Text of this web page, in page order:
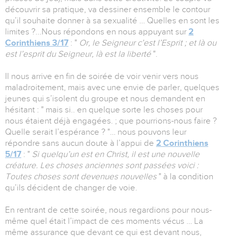
découvrir sa pratique, va dessiner ensemble le contour
qu’il souhaite donner à sa sexualité … Quelles en sont les
limites ?...Nous répondons en nous appuyant sur 2
Corinthiens 3/17 : " Or, le Seigneur c’est l’Esprit ; et là ou
est l’esprit du Seigneur, là est la liberté ".
Il nous arrive en fin de soirée de voir venir vers nous
maladroitement, mais avec une envie de parler, quelques
jeunes qui s’isolent du groupe et nous demandent en
hésitant : " mais si.. en quelque sorte les choses pour
nous étaient déjà engagées. ; que pourrions-nous faire ?
Quelle serait l’espérance ? "… nous pouvons leur
répondre sans aucun doute à l’appui de 2 Corinthiens
5/17 : " Si quelqu’un est en Christ, il est une nouvelle
créature. Les choses anciennes sont passées voici :
Toutes choses sont devenues nouvelles" à la condition
qu’ils décident de changer de voie.
En rentrant de cette soirée, nous regardions pour nous-
même quel était l’impact de ces moments vécus … La
même assurance que devant ce qui est devant nous,